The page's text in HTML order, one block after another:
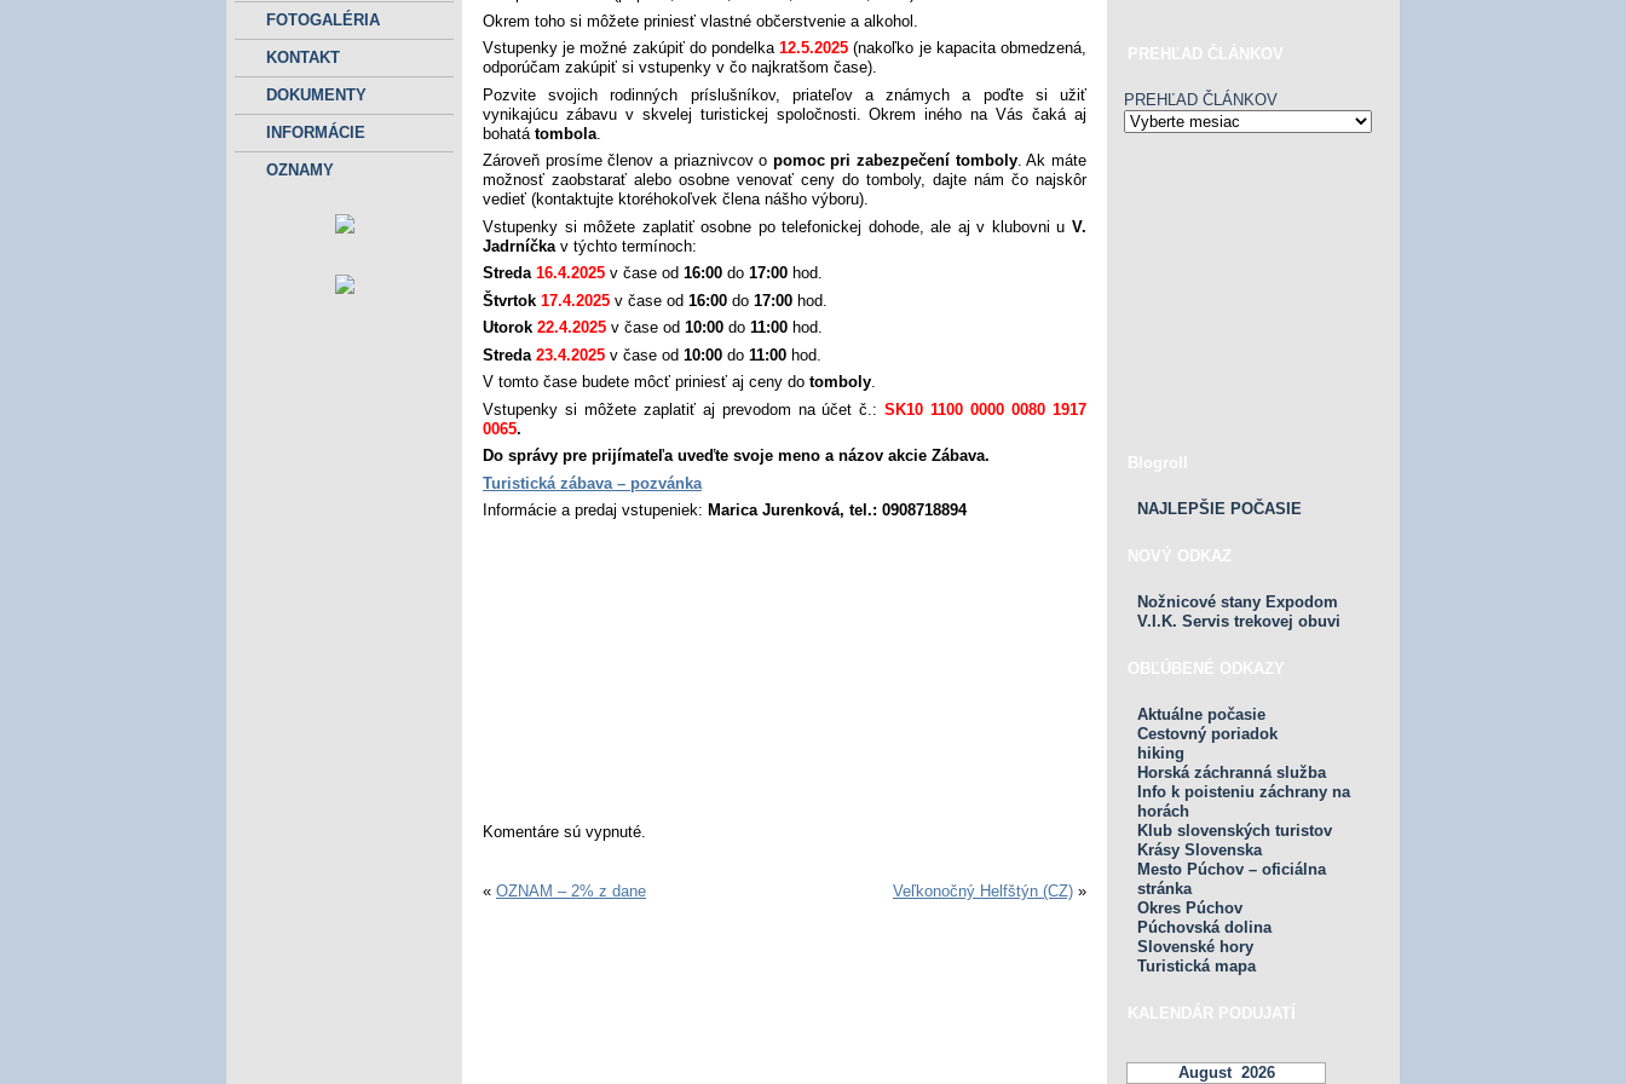
FOTOGALÉRIA
KONTAKT
DOKUMENTY
INFORMÁCIE
OZNAMY
Okrem toho si môžete priniesť vlastné občerstvenie a alkohol.
Vstupenky je možné zakúpiť do pondelka12.5.2025 (nakoľko je kapacita obmedzená,
odporúčam zakúpiť si vstupenky v čo najkratšom čase).
Pozvite svojich rodinných príslušníkov, priateľov a známych a poďte si užiť
vynikajúcu zábavu v skvelej turistickej spoločnosti. Okrem iného na Vás čaká aj
bohatá tombola
Zároveň prosíme členov a priaznivcov o pomoc pri zabezpečení tomboly. Ak máte
možnosť zaobstarať alebo osobne venovať ceny do tomboly, dajte nám čo najskôr
vedieť (kontaktujte ktoréhokoľvek člena nášho výboru).
Vstupenky si môžete zaplatiť osobne po telefonickej dohode, ale aj v klubovni u V.
Jadrníčka v týchto termínoch:
Streda 16.4.2025 v čase od 16:00 do 17:00 hod.
Štvrtok 17.4.2025 v čase od 16:00 do 17:00 hod.
Utorok 22.4.2025 v čase od 10:00 do 11:00 hod.
Streda 23.4.2025 v čase od 10:00 do 11:00 hod.
V tomto čase budete môcť priniesť aj ceny do tomboly.
Vstupenky si môžete zaplatiť aj prevodom na účet č.:SK10 1100 0000 0080 1917
0065.
Do správy pre prijímateľa uveďte svoje meno a názov akcie Zábava.
Turistická zábava – pozvánka
Informácie a predaj vstupeniek: Marica Jurenková, tel.: 0908718894
Komentáre sú vypnuté.
« OZNAM – 2% z dane Veľkonočný Helfštýn (CZ) »
PREHĽAD ČLÁNKOV
PREHĽAD ČLÁNKOV
Blogroll
NAJLEPŠIE POČASIE
NOVÝ ODKAZ
Nožnicové stany Expodom
V.I.K. Servis trekovej obuvi
OBĽÚBENÉ ODKAZY
Aktuálne počasie
Cestovný poriadok
hiking
Horská záchranná služba
Info k poisteniu záchrany na
horách
Klub slovenských turistov
Krásy Slovenska
Mesto Púchov – oficiálna
stránka
Okres Púchov
Púchovská dolina
Slovenské hory
Turistická mapa
KALENDÁR PODUJATÍ
August 2026